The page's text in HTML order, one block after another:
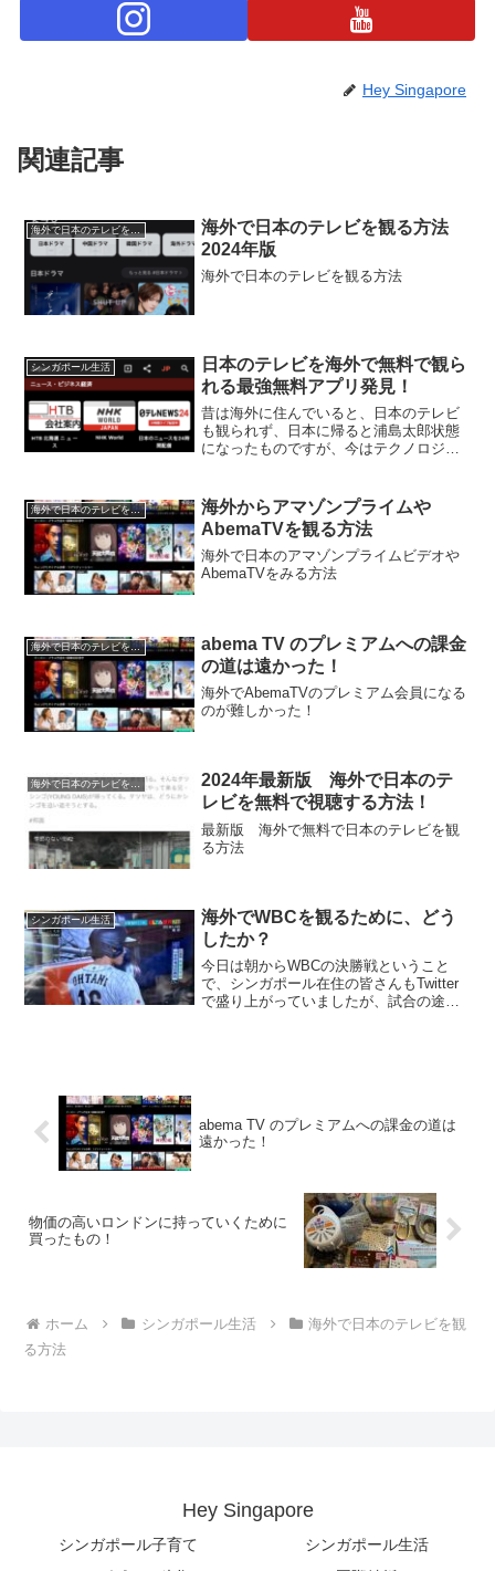
Hey Singapore
関連記事
海外で日本のテレビを観る方法
海外で日本のテレビを観る方法
2024年版
海外で日本のテレビを観る方法
シンガポール生活
日本のテレビを海外で無料で観ら
れる最強無料アプリ発見！
昔は海外に住んでいると、日本のテレビ
も観られず、日本に帰ると浦島太郎状態
になったものですが、今はテクノロジー
イギリスにいた頃は全く日本のテレビを
観ていませんでしたが、...
海外で日本のテレビを観る方法
海外からアマゾンプライムや
AbemaTVを観る方法
海外で日本のアマゾンプライムビデオや
AbemaTVをみる方法
海外で日本のテレビを観る方法
abema TV のプレミアムへの課金
の道は遠かった！
海外でAbemaTVのプレミアム会員になる
のが難しかった！
2024年最新版 海外で日本のテ
レビを無料で視聴する方法！
最新版 海外で無料で日本のテレビを観
る方法
シンガポール生活
海外でWBCを観るために、どう
したか？
今日は朝からWBCの決勝戦ということ
で、シンガポール在住の皆さんもTwitter
で盛り上がっていましたが、試合の途中
abema TV のプレミアムへの課金の道は
遠かった！
物価の高いロンドンに持っていくために
買ったもの！
ホーム シンガポール生活
海外で日本のテレビを観
る方法
Hey Singapore
シンガポール子育て
シンガポール生活